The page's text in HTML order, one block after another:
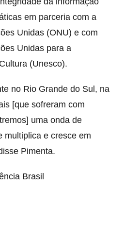
em parceria com a
Unidas (ONU) e com
Unidas para a
(Unesco).
no Rio Grande do Sul, na
[que sofreram com
uma onda de
multiplica e cresce em
Pimenta.
Brasil